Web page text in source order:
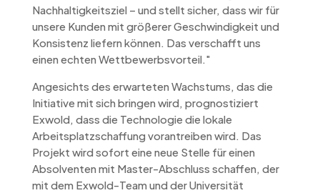
Nachhaltigkeitsziel – und stellt sicher, dass wir für
unsere Kunden mit größerer Geschwindigkeit und
Konsistenz liefern können. Das verschafft uns
einen echten Wettbewerbsvorteil."
Angesichts des erwarteten Wachstums, das die
Initiative mit sich bringen wird, prognostiziert
Exwold, dass die Technologie die lokale
Arbeitsplatzschaffung vorantreiben wird. Das
Projekt wird sofort eine neue Stelle für einen
Absolventen mit Master-Abschluss schaffen, der
mit dem Exwold-Team und der Universität